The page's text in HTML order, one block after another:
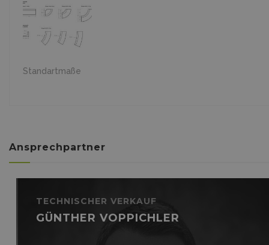
Standartmaße
Ansprechpartner
TECHNISCHER VERKAUF
GÜNTHER VOPPICHLER